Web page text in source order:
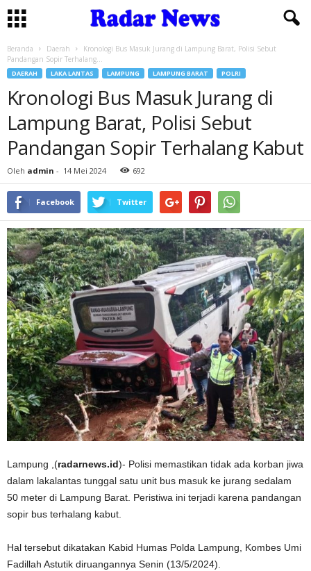
Beranda Daerah
Kronologi Bus Masuk Jurang di Lampung Barat, Polisi Sebut
Pandangan Sopir Terhalang...
DAERAH LAKA LANTAS LAMPUNG LAMPUNG BARAT POLRI
Kronologi Bus Masuk Jurang di
Lampung Barat, Polisi Sebut
Pandangan Sopir Terhalang Kabut
Oleh admin - 14 Mei 2024 692
Facebook Twitter
Lampung ,(radarnews.id)- Polisi memastikan tidak ada korban jiwa
dalam lakalantas tunggal satu unit bus masuk ke jurang sedalam
50 meter di Lampung Barat. Peristiwa ini terjadi karena pandangan
sopir bus terhalang kabut.
Hal tersebut dikatakan Kabid Humas Polda Lampung, Kombes Umi
Fadillah Astutik diruangannya Senin (13/5/2024).